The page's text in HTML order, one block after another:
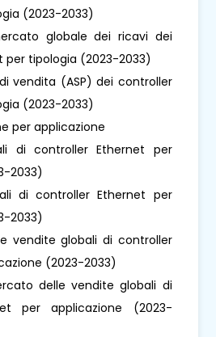
(2023-2033)
globale dei ricavi dei
per tipologia (2023-2033)
vendita (ASP) dei controller
(2023-2033)
per applicazione
di controller Ethernet per
2033)
di controller Ethernet per
2033)
vendite globali di controller
(2023-2033)
delle vendite globali di
per applicazione (2023-